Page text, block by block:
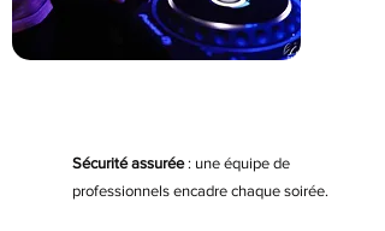
Sécurité assurée: une équipe de
professionnels encadre chaque soirée.